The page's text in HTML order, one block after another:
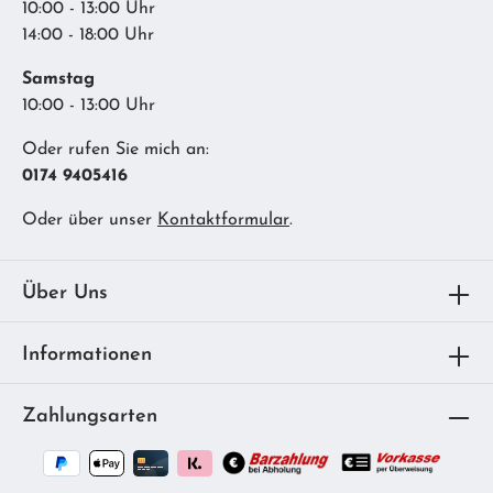
10:00 - 13:00 Uhr
14:00 - 18:00 Uhr
Samstag
10:00 - 13:00 Uhr
Oder rufen Sie mich an:
0174 9405416
Oder über unser Kontaktformular.
Über Uns
Informationen
Zahlungsarten